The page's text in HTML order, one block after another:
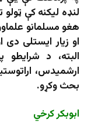
لنډه لیکنه کې
هغو مسلمانو
او زيار ايستلی
البته، د
ارشميدس،
بحث وکړو.
ابوبکر کرخي